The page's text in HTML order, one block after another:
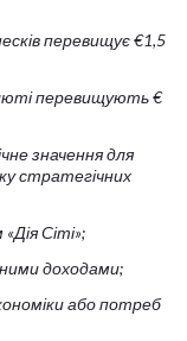
перевищує €1,5
перевищують €
значення для
стратегічних
Сіті»;
доходами;
або потреб